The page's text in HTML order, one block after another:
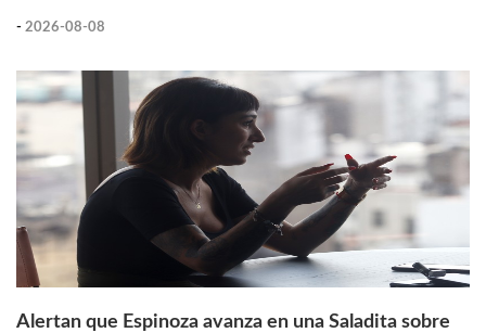
- 2026-08-08
Alertan que Espinoza avanza en una Saladita sobre